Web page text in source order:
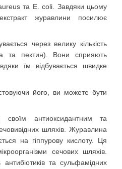
та E. coli. Завдяки цьому
журавлини посилює
через велику кількість
та пектин). Вони сприяють
їм відбувається швидке
його, ви можете бути
антиоксидантним та
шляхів. Журавлина
на гіппурову кислоту. Ця
сечових шляхів.
та сульфамідних